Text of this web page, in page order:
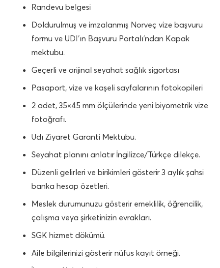
Randevu belgesi
Doldurulmuş ve imzalanmış Norveç vize başvuru
formu ve UDI’ın Başvuru Portalı’ndan Kapak
mektubu.
Geçerli ve orijinal seyahat sağlık sigortası
Pasaport, vize ve kaşeli sayfalarının fotokopileri
2 adet, 35×45 mm ölçülerinde yeni biyometrik vize
fotoğrafı.
Udı Ziyaret Garanti Mektubu.
Seyahat planını anlatır İngilizce/Türkçe dilekçe.
Düzenli gelirleri ve birikimleri gösterir 3 aylık şahsi
banka hesap özetleri.
Meslek durumunuzu gösterir emeklilik, öğrencilik,
çalışma veya şirketinizin evrakları.
SGK hizmet dökümü.
Aile bilgilerinizi gösterir nüfus kayıt örneği.